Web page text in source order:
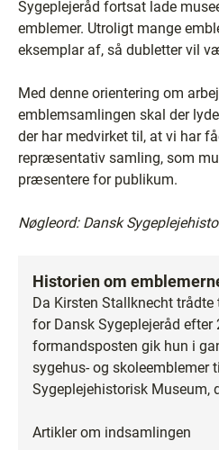
Sygeplejeråd fortsat lade
emblemer. Utroligt mange
eksemplar af, så dubletter vil
Med denne orientering om
emblemsamlingen skal der
der har medvirket til, at vi har
repræsentativ samling, som
præsentere for publikum.
Nøgleord: Dansk
Historien om
Da Kirsten Stallknecht
for Dansk Sygeplejeråd efter
formandsposten gik hun i
sygehus- og skoleemblemer
Sygeplejehistorisk Museum,
Artikler om indsamlingen